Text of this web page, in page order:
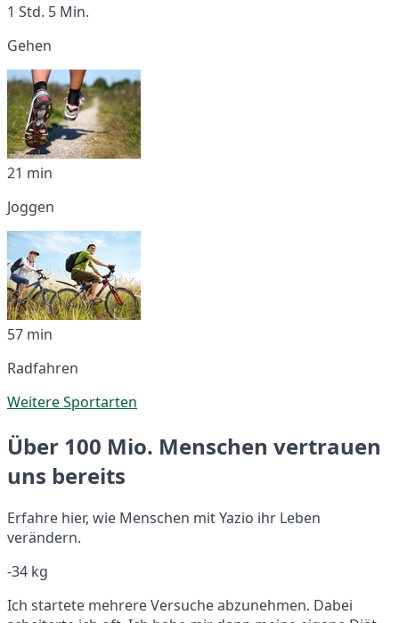
1 Std. 5 Min.
Gehen
21 min
Joggen
57 min
Radfahren
Weitere Sportarten
Über 100 Mio. Menschen vertrauen
uns bereits
Erfahre hier, wie Menschen mit Yazio ihr Leben
verändern.
-34 kg
Ich startete mehrere Versuche abzunehmen. Dabei